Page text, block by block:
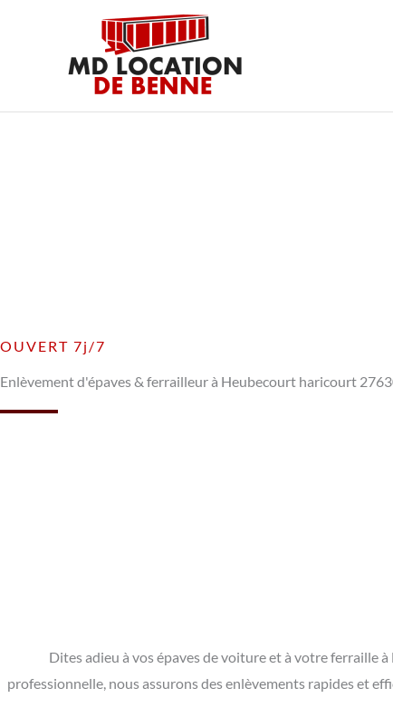
OUVERT 7j/7
Enlèvement d'épaves & ferrailleur à Heubecourt haricourt
Dites adieu à vos épaves de voiture et à votre ferraille
professionnelle, nous assurons des enlèvements rapides et